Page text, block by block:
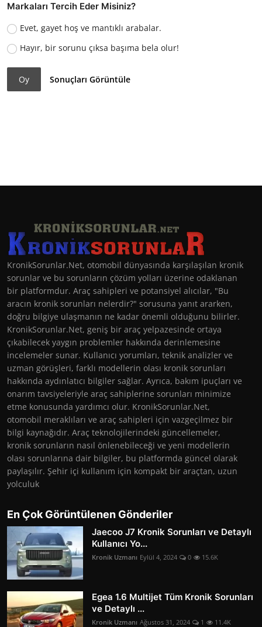
Markaları Tercih Eder Misiniz?
Evet, gayet hoş ve mantıklı arabalar.
Hayır, bir sorunu çıksa başıma bela olur!
Oy Sonuçları Görüntüle
KronikSorunlar.Net, otomobil dünyasında karşılaşılan kronik
sorunlar ve bu sorunların çözüm yolları üzerine odaklanan
bir platformdur. Araç sahipleri ve potansiyel alıcılar, "Bu
aracın kronik sorunları nelerdir?" sorusuna yanıt ararken,
doğru bilgiye ulaşmanın ne kadar önemli olduğunu bilirler.
KronikSorunlar.Net, geniş bir araç yelpazesinde ortaya
çıkabilecek yaygın problemler hakkında derinlemesine
incelemeler sunar. Kullanıcı yorumları, teknik analizler ve
uzman görüşleri, farklı modellerin olası kronik sorunları
hakkında aydınlatıcı bilgiler sağlar. Ayrıca, bakım ipuçları ve
onarım tavsiyeleriyle araç sahiplerine sorunları minimize
etme konusunda yardımcı olur. KronikSorunlar.Net,
otomobil meraklıları ve araç sahipleri için vazgeçilmez bir
bilgi kaynağıdır. Araç teknolojilerindeki güncellemeler,
kronik sorunların nasıl önlenebileceği ve yeni modellerin
olası sorunlarına dair bilgiler, bu platformda güncel olarak
paylaşılır. Şehir içi kullanım için kompakt bir araçtan, uzun
yolculuk
En Çok Görüntülenen Gönderiler
Jaecoo J7 Kronik Sorunları ve Detaylı
Kullanıcı Yo...
Kronik Uzmanı Eylül 4, 2024 0 15.6K
Egea 1.6 Multijet Tüm Kronik Sorunları
ve Detaylı ...
Kronik Uzmanı Ağustos 31, 2024 1 11.4K